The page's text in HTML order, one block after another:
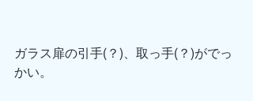
ガラス扉の引手(？)、取っ手(？)がでっ
かい。